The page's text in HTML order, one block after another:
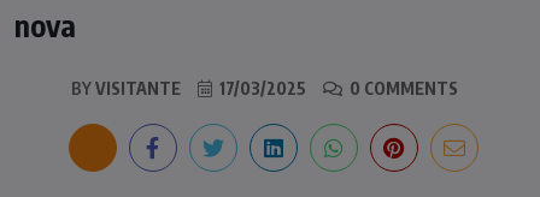
nova
BYVISITANTE 17/03/2025 0 COMMENTS